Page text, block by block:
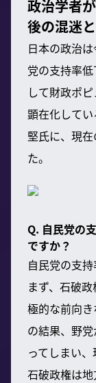
政治学者
後の混迷
日本の政治
党の支持率
して財政ポ
顕在化して
堅氏に、現
た。
Q. 自民党の
ですか？
自民党の支
まず、石破
極的な前向
の結果、野
ってしまい、
石破政権は